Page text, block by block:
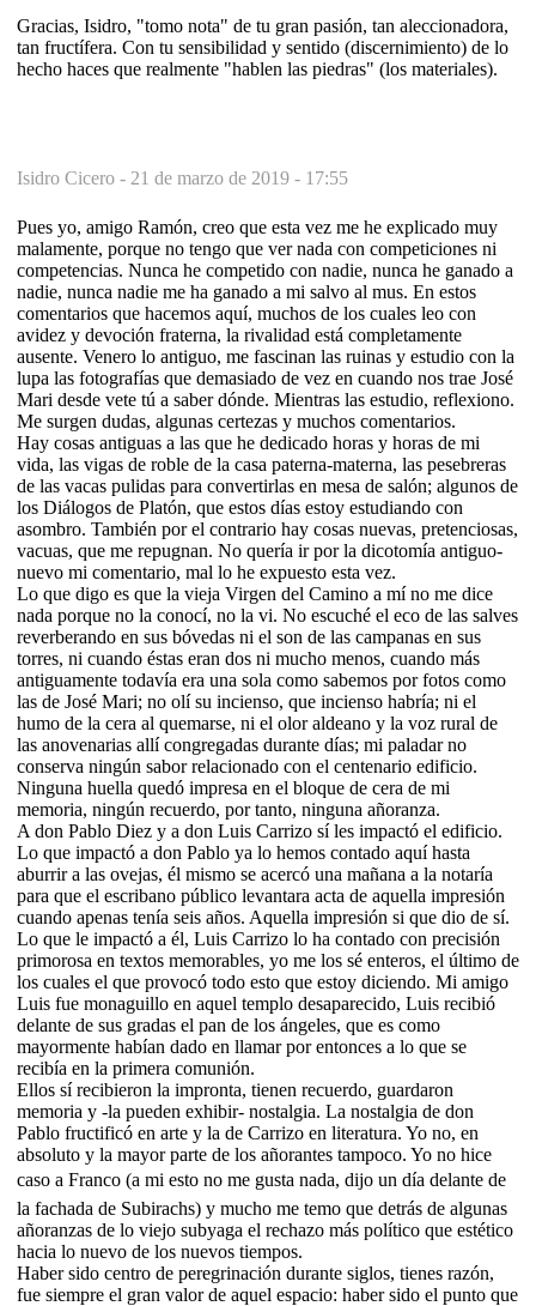
Gracias, Isidro, "tomo nota" de tu gran pasión, tan aleccionadora,
tan fructífera. Con tu sensibilidad y sentido (discernimiento) de lo
hecho haces que realmente "hablen las piedras" (los materiales).
Isidro Cicero - 21 de marzo de 2019 - 17:55
Pues yo, amigo Ramón, creo que esta vez me he explicado muy
malamente, porque no tengo que ver nada con competiciones ni
competencias. Nunca he competido con nadie, nunca he ganado a
nadie, nunca nadie me ha ganado a mi salvo al mus. En estos
comentarios que hacemos aquí, muchos de los cuales leo con
avidez y devoción fraterna, la rivalidad está completamente
ausente. Venero lo antiguo, me fascinan las ruinas y estudio con la
lupa las fotografías que demasiado de vez en cuando nos trae José
Mari desde vete tú a saber dónde. Mientras las estudio, reflexiono.
Me surgen dudas, algunas certezas y muchos comentarios.
Hay cosas antiguas a las que he dedicado horas y horas de mi
vida, las vigas de roble de la casa paterna-materna, las pesebreras
de las vacas pulidas para convertirlas en mesa de salón; algunos de
los Diálogos de Platón, que estos días estoy estudiando con
asombro. También por el contrario hay cosas nuevas, pretenciosas,
vacuas, que me repugnan. No quería ir por la dicotomía antiguo-
nuevo mi comentario, mal lo he expuesto esta vez.
Lo que digo es que la vieja Virgen del Camino a mí no me dice
nada porque no la conocí, no la vi. No escuché el eco de las salves
reverberando en sus bóvedas ni el son de las campanas en sus
torres, ni cuando éstas eran dos ni mucho menos, cuando más
antiguamente todavía era una sola como sabemos por fotos como
las de José Mari; no olí su incienso, que incienso habría; ni el
humo de la cera al quemarse, ni el olor aldeano y la voz rural de
las anovenarias allí congregadas durante días; mi paladar no
conserva ningún sabor relacionado con el centenario edificio.
Ninguna huella quedó impresa en el bloque de cera de mi
memoria, ningún recuerdo, por tanto, ninguna añoranza.
A don Pablo Diez y a don Luis Carrizo sí les impactó el edificio.
Lo que impactó a don Pablo ya lo hemos contado aquí hasta
aburrir a las ovejas, él mismo se acercó una mañana a la notaría
para que el escribano público levantara acta de aquella impresión
cuando apenas tenía seis años. Aquella impresión si que dio de sí.
Lo que le impactó a él, Luis Carrizo lo ha contado con precisión
primorosa en textos memorables, yo me los sé enteros, el último de
los cuales el que provocó todo esto que estoy diciendo. Mi amigo
Luis fue monaguillo en aquel templo desaparecido, Luis recibió
delante de sus gradas el pan de los ángeles, que es como
mayormente habían dado en llamar por entonces a lo que se
recibía en la primera comunión.
Ellos sí recibieron la impronta, tienen recuerdo, guardaron
memoria y -la pueden exhibir- nostalgia. La nostalgia de don
Pablo fructificó en arte y la de Carrizo en literatura. Yo no, en
absoluto y la mayor parte de los añorantes tampoco. Yo no hice
caso a Franco (a mi esto no me gusta nada, dijo un día delante de
la fachada de Subirachs) y mucho me temo que detrás de algunas
añoranzas de lo viejo subyaga el rechazo más político que estético
hacia lo nuevo de los nuevos tiempos.
Haber sido centro de peregrinación durante siglos, tienes razón,
fue siempre el gran valor de aquel espacio: haber sido el punto que